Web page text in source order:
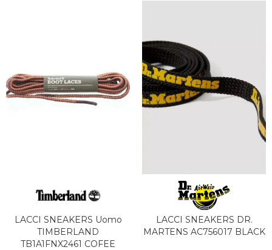
LACCI SNEAKERS Uomo
TIMBERLAND
TB1A1FNX2461 COFEE
LACCI SNEAKERS DR.
MARTENS AC756017 BLACK